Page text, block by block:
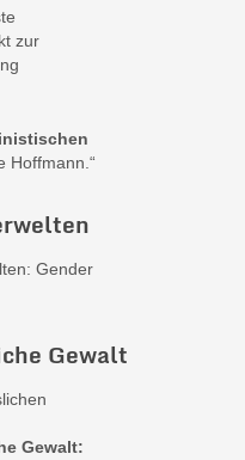
zur
Hoffmann.“
Gewalt
Gewalt: